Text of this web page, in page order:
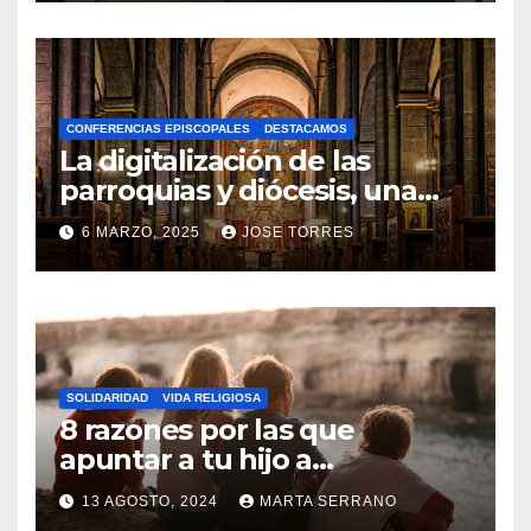
O
H
A
Y
C
O
M
N
T
A
R
I
O
CONFERENCIAS EPISCOPALES DESTACAMOS
La digitalización de las
parroquias y diócesis, una
realidad ya para el futuro de
la Iglesia
6 MARZO, 2025 JOSE TORRES
N
O
H
A
Y
SOLIDARIDAD VIDA RELIGIOSA
8 razones por las que
apuntar a tu hijo a
Catequesis
13 AGOSTO, 2024 MARTA SERRANO